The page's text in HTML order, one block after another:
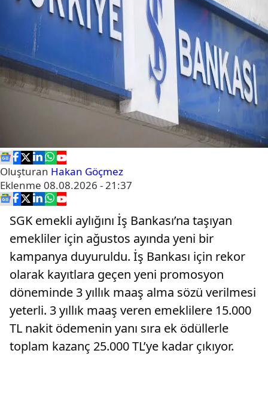
Oluşturan Hakan Göçmez
Eklenme 08.08.2026 - 21:37
SGK emekli aylığını İş Bankası’na taşıyan
emekliler için ağustos ayında yeni bir
kampanya duyuruldu. İş Bankası için rekor
olarak kayıtlara geçen yeni promosyon
döneminde 3 yıllık maaş alma sözü verilmesi
yeterli. 3 yıllık maaş veren emeklilere 15.000
TL nakit ödemenin yanı sıra ek ödüllerle
toplam kazanç 25.000 TL’ye kadar çıkıyor.